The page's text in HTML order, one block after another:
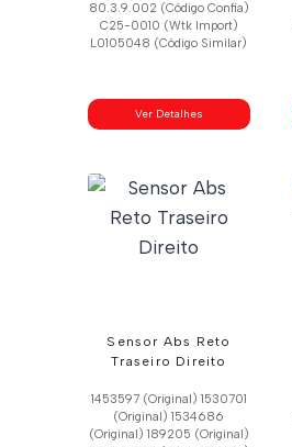
80.3.9.002 (Código Confia)
C25-0010 (Wtk Import)
L0105048 (Código Similar)
Ver Detalhes
Sensor Abs Reto
Traseiro Direito
1453597 (Original) 1530701
(Original) 1534686
(Original) 189205 (Original)